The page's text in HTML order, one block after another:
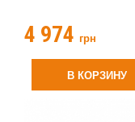
4 974 грн
В КОРЗИНУ